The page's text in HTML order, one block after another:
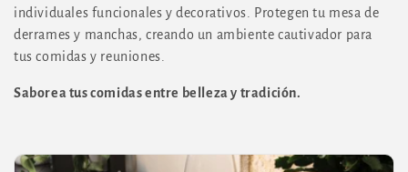
individuales funcionales y decorativos. Protegen tu mesa de
derrames y manchas, creando un ambiente cautivador para
tus comidas y reuniones.
Saborea tus comidas entre belleza y tradición.